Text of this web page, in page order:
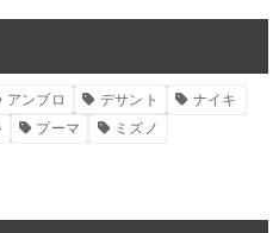
アンブロ デサント
ナイキ
プーマ
ミズノ